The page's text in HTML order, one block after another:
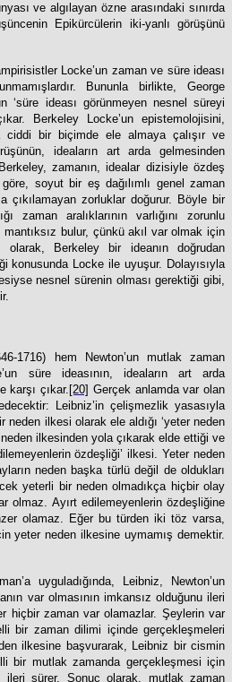
ve algılayan özne arasındaki sınırda
Epikürcülerin iki-yanlı görüşünü
Locke’un zaman ve süre ideası
Bununla birlikte, George
‘süre ideası görünmeyen nesnel süreyi
Berkeley Locke’un epistemolojisini,
ciddi bir biçimde ele almaya çalışır ve
ideaların art arda gelmesinden
zamanın, idealar dizisiyle özdeş
soyut bir eş dağılımlı genel zaman
çıkılamayan zorluklar doğurur. Böyle bir
zaman aralıklarının varlığını zorunlu
mantıksız bulur, çünkü akıl var olmak için
olarak, Berkeley bir ideanın doğrudan
konusunda Locke ile uyuşur. Dolayısıyla
nesnel sürenin olması gerektiği gibi,
1716) hem Newton’un mutlak zaman
süre ideasının, ideaların art arda
karşı çıkar. [20] Gerçek anlamda var olan
Leibniz’in çelişmezlik yasasıyla
ilkesi olarak ele aldığı ‘yeter neden
ilkesinden yola çıkarak elde ettiği ve
özdeşliği’ ilkesi. Yeter neden
neden başka türlü değil de oldukları
yeterli bir neden olmadıkça hiçbir olay
olmaz. Ayırt edilemeyenlerin özdeşliğine
olamaz. Eğer bu türden iki töz varsa,
yeter neden ilkesine uymamış demektir.
uyguladığında, Leibniz, Newton’un
var olmasının imkansız olduğunu ileri
hiçbir zaman var olamazlar. Şeylerin var
bir zaman dilimi içinde gerçekleşmeleri
ilkesine başvurarak, Leibniz bir cismin
bir mutlak zamanda gerçekleşmesi için
ileri sürer. Sonuç olarak, mutlak zaman